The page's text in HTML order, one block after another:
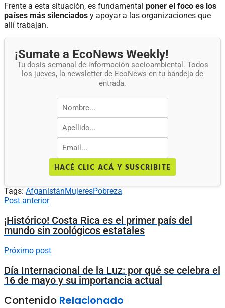
Frente a esta situación, es fundamental poner el foco es los
países más silenciados y apoyar a las organizaciones que
allí trabajan.
¡Sumate a EcoNews Weekly!
Tu dosis semanal de información socioambiental. Todos
los jueves, la newsletter de EcoNews en tu bandeja de
entrada.
HACÉ CLIC ACÁ Y SUSCRIBITE
Tags: AfganistánMujeresPobreza
Post anterior
¡Histórico! Costa Rica es el primer país del
mundo sin zoológicos estatales
Próximo post
Día Internacional de la Luz: por qué se celebra el
16 de mayo y su importancia actual
Contenido Relacionado